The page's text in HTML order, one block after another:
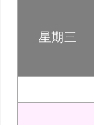
星期三